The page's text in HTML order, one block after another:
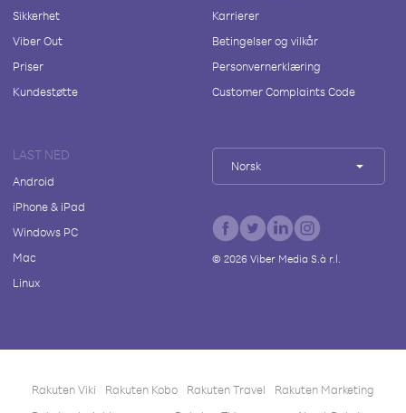
Sikkerhet
Viber Out
Priser
Kundestøtte
Karrierer
Betingelser og vilkår
Personvernerklæring
Customer Complaints Code
LAST NED
Android
iPhone & iPad
Windows PC
Mac
Linux
Norsk
© 2026Viber Media S.à r.l.
Rakuten Viki Rakuten Kobo Rakuten Travel
Rakuten Marketing